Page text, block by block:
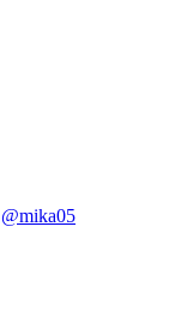
@mika05